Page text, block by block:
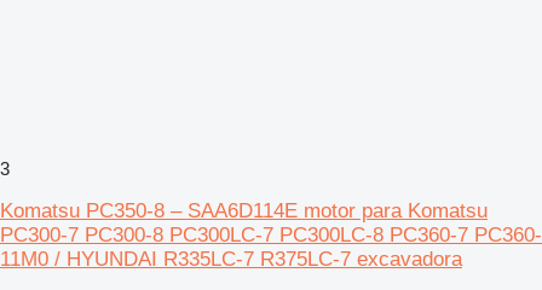
3
Komatsu PC350-8 – SAA6D114E motor para Komatsu
PC300-7 PC300-8 PC300LC-7 PC300LC-8 PC360-7 PC360-
11M0 / HYUNDAI R335LC-7 R375LC-7 excavadora